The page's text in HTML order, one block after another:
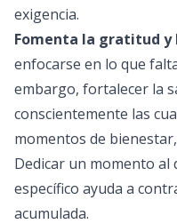
exigencia.
Fomenta la gratitud y
enfocarse en lo que
embargo, fortalecer la
conscientemente las
momentos de
Dedicar un momento al
específico ayuda a
acumulada.